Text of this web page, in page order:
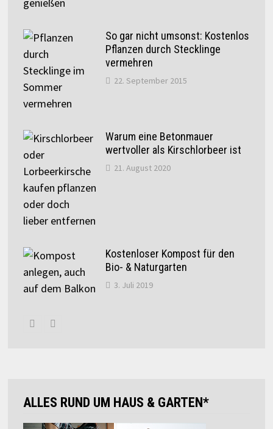
So gar nicht umsonst: Kostenlos
Pflanzen durch Stecklinge
vermehren
22. September 2015
Warum eine Betonmauer
wertvoller als Kirschlorbeer ist
21. August 2020
Kostenloser Kompost für den
Bio- & Naturgarten
3. Juli 2019
ALLES RUND UM HAUS & GARTEN*